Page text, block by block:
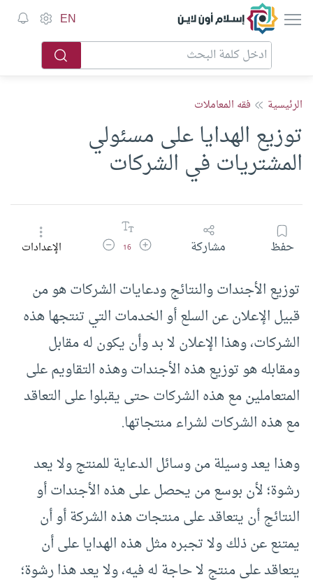
إسلام أون لاين EN
الرئيسية فقه المعاملات
توزيع الهدايا على مسئولي
المشتريات في الشركات
حفظ مشاركة زيادة حجم الخط
16 تقليل حجم الخطالإعدادات
توزيع الأجندات والنتائج ودعايات الشركات هو من
قبيل الإعلان عن السلع أو الخدمات التي تنتجها هذه
الشركات، وهذا الإعلان لا بد وأن يكون له مقابل
ومقابله هو توزيع هذه الأجندات وهذه التقاويم على
المتعاملين مع هذه الشركات حتى يقبلوا على التعاقد
مع هذه الشركات لشراء منتجاتها.
وهذا يعد وسيلة من وسائل الدعاية للمنتج ولا يعد
رشوة؛ لأن بوسع من يحصل على هذه الأجندات أو
النتائج أن يتعاقد على منتجات هذه الشركة أو أن
يمتنع عن ذلك ولا تجبره مثل هذه الهدايا على أن
يتعاقد على منتج لا حاجة له فيه، ولا يعد هذا رشوة؛